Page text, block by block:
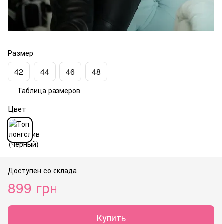
Размер
42 44 46 48
Таблица размеров
Цвет
Доступен со склада
899 грн
Купить